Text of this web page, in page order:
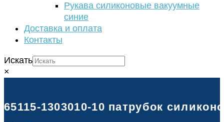
Рукава силиконовые вакуумные
синие
Доставка и оплата
Контакты
Искать
×
65115-1303010-10 патрубок